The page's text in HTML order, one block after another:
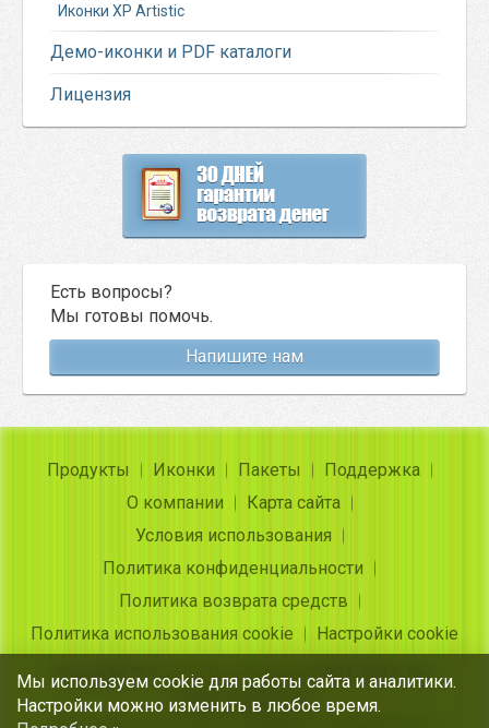
Иконки XP Artistic
Демо-иконки и PDF каталоги
Лицензия
Есть вопросы?
Мы готовы помочь.
Напишите нам
Продукты Иконки Пакеты
Поддержка
О компании
Карта сайта
Условия использования
Политика конфиденциальности
Политика возврата средств
Политика использования cookie
Настройки cookie
Copyright © Insofta Development 2004-2026. Все
права защищены
Мы используем cookie для работы сайта и аналитики.
Настройки можно изменить в любое время.